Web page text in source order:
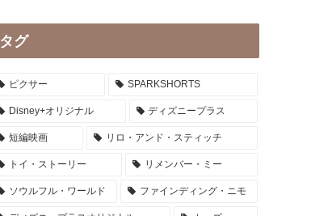
タグ
ピクサー SPARKSHORTS
Disney+オリジナル ディズニープラス
短編映画 リロ・アンド・スティッチ
トイ・ストーリー リメンバー・ミー
ソウルフル・ワールド ファインディング・ニモ